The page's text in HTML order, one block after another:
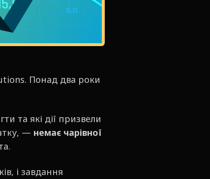
Понад два роки
та які дії призвели
— немає чарівної
і завдання